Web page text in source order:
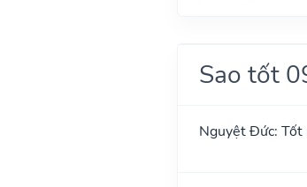
Sao tốt
Nguyệt Đức: Tốt